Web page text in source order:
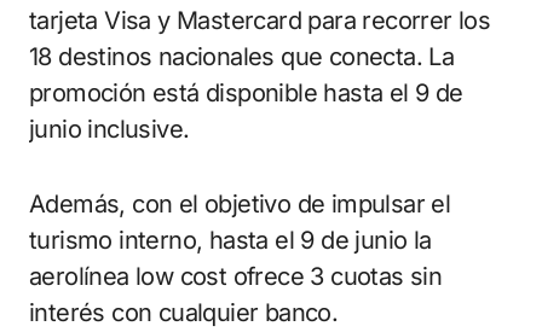
tarjeta Visa y Mastercard para recorrer los
18 destinos nacionales que conecta. La
promoción está disponible hasta el 9 de
junio inclusive.
Además, con el objetivo de impulsar el
turismo interno, hasta el 9 de junio la
aerolínea low cost ofrece 3 cuotas sin
interés con cualquier banco.